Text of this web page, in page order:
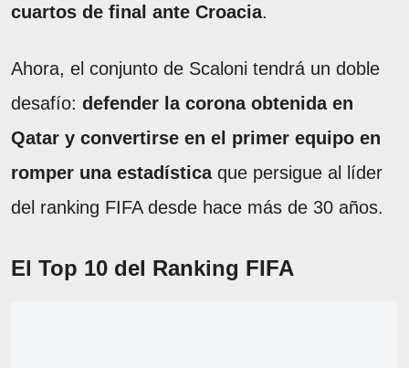
cuartos de final ante Croacia.
Ahora, el conjunto de Scaloni tendrá un doble
desafío: defender la corona obtenida en
Qatar y convertirse en el primer equipo en
romper una estadísticaque persigue al líder
del ranking FIFA desde hace más de 30 años.
El Top 10 del Ranking FIFA